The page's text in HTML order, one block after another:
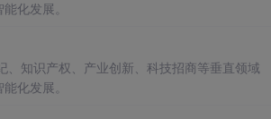
化发展。
知识产权、产业创新、科技招商等垂直领域
化发展。